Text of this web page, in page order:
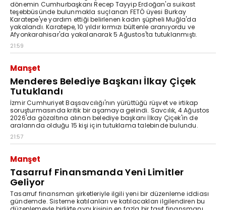
dönemin Cumhurbaşkanı Recep Tayyip Erdoğan'a suikast
teşebbüsünde bulunmakla suçlanan FETÖ üyesi Burkay
Karatepe'ye yardım ettiği belirlenen kadın şüpheli Muğla'da
yakalandı. Karatepe, 10 yıldır kırmızı bültenle aranıyordu ve
Afyonkarahisar'da yakalanarak 5 Ağustos'ta tutuklanmıştı.
21:59
Manşet
Menderes Belediye Başkanı İlkay Çiçek
Tutuklandı
İzmir Cumhuriyet Başsavcılığı'nın yürüttüğü rüşvet ve irtikap
soruşturmasında kritik bir aşamaya gelindi. Savcılık, 4 Ağustos
2026'da gözaltına alınan belediye başkanı İlkay Çiçek'in de
aralarında olduğu 15 kişi için tutuklama talebinde bulundu.
21:57
Manşet
Tasarruf Finansmanda Yeni Limitler
Geliyor
Tasarruf finansman şirketleriyle ilgili yeni bir düzenleme iddiası
gündemde. Sisteme katılanları ve katılacakları ilgilendiren bu